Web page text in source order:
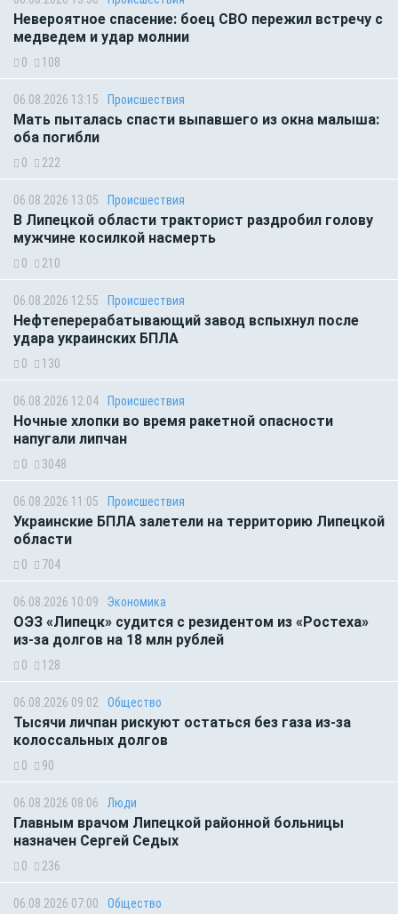
Невероятное спасение: боец СВО пережил встречу с
медведем и удар молнии
0 108
06.08.2026 13:15 Происшествия
Мать пыталась спасти выпавшего из окна малыша:
оба погибли
0 222
06.08.2026 13:05 Происшествия
В Липецкой области тракторист раздробил голову
мужчине косилкой насмерть
0 210
06.08.2026 12:55 Происшествия
Нефтеперерабатывающий завод вспыхнул после
удара украинских БПЛА
0 130
06.08.2026 12:04 Происшествия
Ночные хлопки во время ракетной опасности
напугали липчан
0 3048
06.08.2026 11:05 Происшествия
Украинские БПЛА залетели на территорию Липецкой
области
0 704
06.08.2026 10:09 Экономика
ОЭЗ «Липецк» судится с резидентом из «Ростеха»
из-за долгов на 18 млн рублей
0 128
06.08.2026 09:02 Общество
Тысячи личпан рискуют остаться без газа из-за
колоссальных долгов
0 90
06.08.2026 08:06 Люди
Главным врачом Липецкой районной больницы
назначен Сергей Седых
0 236
06.08.2026 07:00 Общество